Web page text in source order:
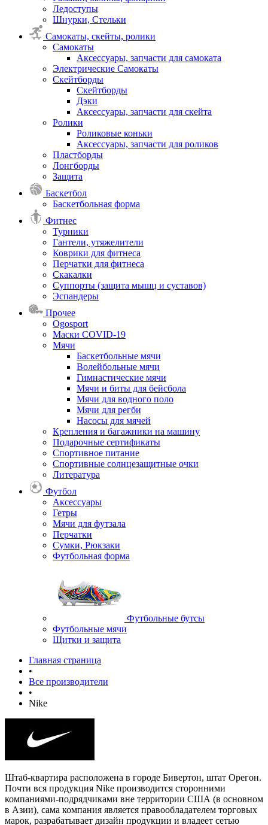
Ледоступы
Шнурки, Стельки
Самокаты, скейты, ролики
Самокаты
Аксессуары, запчасти для самоката
Электрические Самокаты
Скейтборды
Скейтборды
Дэки
Аксессуары, запчасти для скейта
Ролики
Роликовые коньки
Аксессуары, запчасти для роликов
Пластборды
Лонгборды
Защита
Баскетбол
Баскетбольная форма
Фитнес
Турники
Гантели, утяжелители
Коврики для фитнеса
Перчатки для фитнеса
Скакалки
Суппорты (защита мышц и суставов)
Эспандеры
Прочее
Ogosport
Маски COVID-19
Мячи
Баскетбольные мячи
Волейбольные мячи
Гимнастические мячи
Мячи и биты для бейсбола
Мячи для водного поло
Мячи для регби
Насосы для мячей
Крепления и багажники на машину
Подарочные сертификаты
Спортивное питание
Спортивные солнцезащитные очки
Литература
Футбол
Аксессуары
Гетры
Мячи для футзала
Перчатки
Сумки, Рюкзаки
Футбольная форма
Футбольные бутсы
Футбольные мячи
Щитки и защита
Главная страница
•
Все производители
•
Nike
Штаб-квартира расположена в городе Бивертон, штат Орегон.
Почти вся продукция Nike производится сторонними
компаниями-подрядчиками вне территории США (в основном
в Азии), сама компания является правообладателем торговых
марок, разрабатывает дизайн продукции и владеет сетью